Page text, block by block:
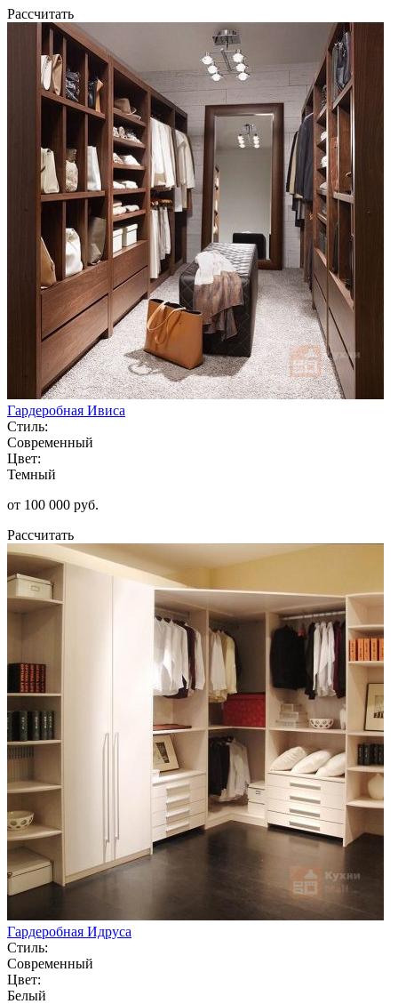
Рассчитать
Гардеробная Ивиса
Стиль:
Современный
Цвет:
Темный
от 100 000 руб.
Рассчитать
Гардеробная Идруса
Стиль:
Современный
Цвет:
Белый